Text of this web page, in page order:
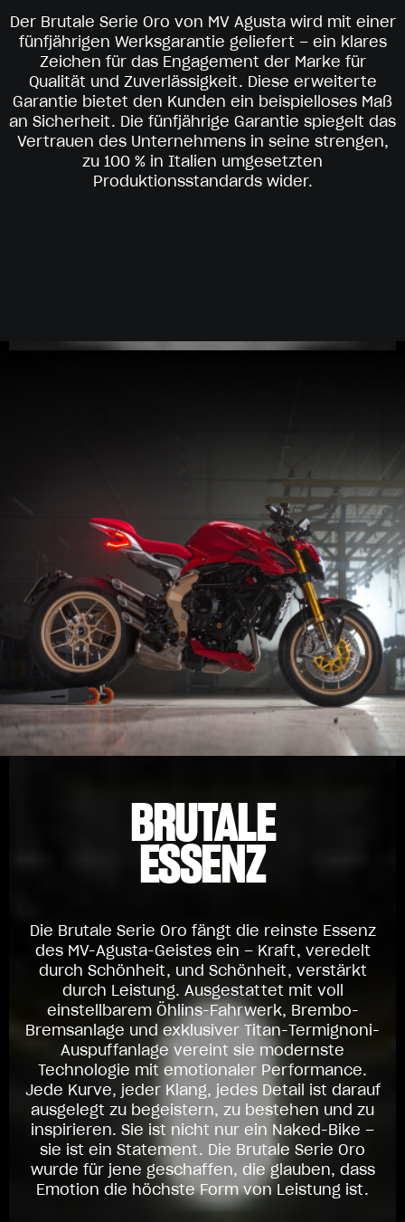
Der Brutale Serie Oro von MV Agusta wird mit einer
fünfjährigen Werksgarantie geliefert – ein klares
Zeichen für das Engagement der Marke für
Qualität und Zuverlässigkeit. Diese erweiterte
Garantie bietet den Kunden ein beispielloses Maß
an Sicherheit. Die fünfjährige Garantie spiegelt das
Vertrauen des Unternehmens in seine strengen,
zu 100 % in Italien umgesetzten
Produktionsstandards wider.
BRUTALE
ESSENZ
Die Brutale Serie Oro fängt die reinste Essenz
des MV-Agusta-Geistes ein – Kraft, veredelt
durch Schönheit, und Schönheit, verstärkt
durch Leistung. Ausgestattet mit voll
einstellbarem Öhlins-Fahrwerk, Brembo-
Bremsanlage und exklusiver Titan-Termignoni-
Auspuffanlage vereint sie modernste
Technologie mit emotionaler Performance.
Jede Kurve, jeder Klang, jedes Detail ist darauf
ausgelegt zu begeistern, zu bestehen und zu
inspirieren. Sie ist nicht nur ein Naked-Bike –
sie ist ein Statement. Die Brutale Serie Oro
wurde für jene geschaffen, die glauben, dass
Emotion die höchste Form von Leistung ist.